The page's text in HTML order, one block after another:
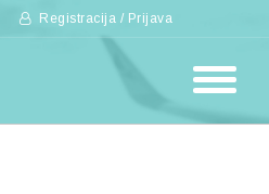
Registracija / Prijava